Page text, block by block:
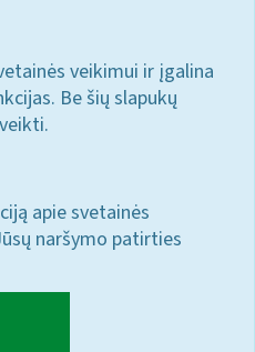
veikimui ir įgalina
Be šių slapukų
apie svetainės
naršymo patirties